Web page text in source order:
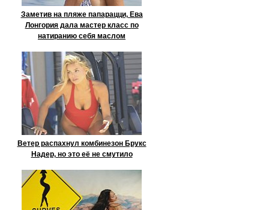
Заметив на пляже папарацци, Ева
Лонгория дала мастер класс по
натиранию себя маслом
Ветер распахнул комбинезон Брукс
Надер, но это её не смутило